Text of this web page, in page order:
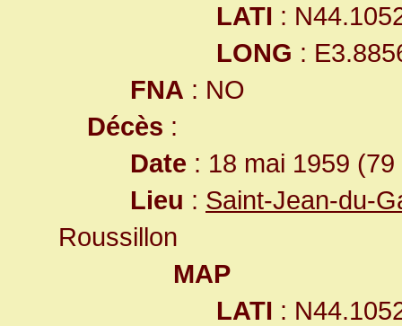
LATI :
LONG :
FNA : NO
Décès :
Date : 18 mai 1959
Lieu : Saint-Jean-du-
Roussillon
MAP
LATI :